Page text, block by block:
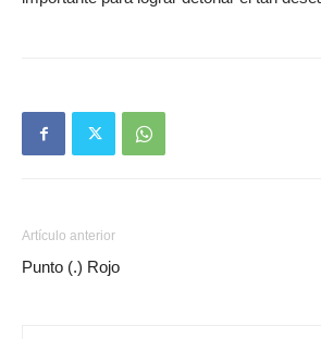
Artículo anterior
Punto (.) Rojo